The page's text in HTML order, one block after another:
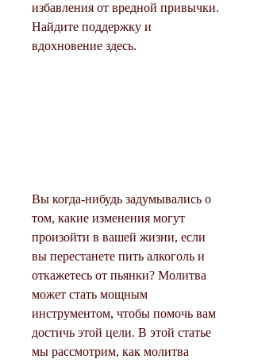
избавления от вредной привычки.
Найдите поддержку и
вдохновение здесь.
Вы когда-нибудь задумывались о
том, какие изменения могут
произойти в вашей жизни, если
вы перестанете пить алкоголь и
откажетесь от пьянки? Молитва
может стать мощным
инструментом, чтобы помочь вам
достичь этой цели. В этой статье
мы рассмотрим, как молитва